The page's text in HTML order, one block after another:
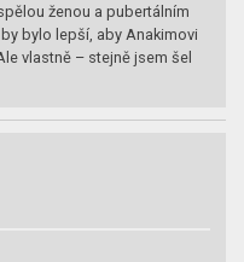
ženou a pubertálním
bylo lepší, aby Anakimovi
vlastně – stejně jsem šel